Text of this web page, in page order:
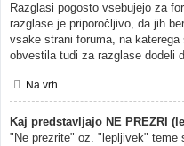
Razglasi pogosto vsebujejo za
razglase je priporočljivo, da jih
vsake strani foruma, na
obvestila tudi za razglase dodeli
Na vrh
Kaj predstavljajo NE PREZRI
"Ne prezrite" oz. "lepljivek" teme